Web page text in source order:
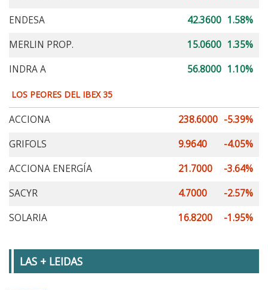
ENDESA
42.3600 1.58%
MERLIN PROP.
15.0600 1.35%
INDRA A
56.8000 1.10%
LOS PEORES DEL IBEX 35
ACCIONA 238.6000 -5.39%
GRIFOLS
9.9640
-4.05%
ACCIONA ENERGÍA
21.7000
-3.64%
SACYR
4.7000
-2.57%
SOLARIA
16.8200 -1.95%
LAS + LEIDAS